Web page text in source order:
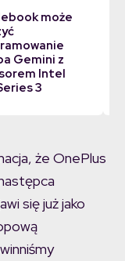
może
Gemini z
Intel
3
że OnePlus
się już jako